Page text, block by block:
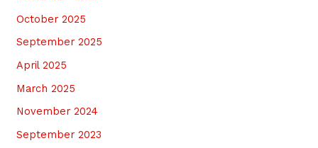
October 2025
September 2025
April 2025
March 2025
November 2024
September 2023